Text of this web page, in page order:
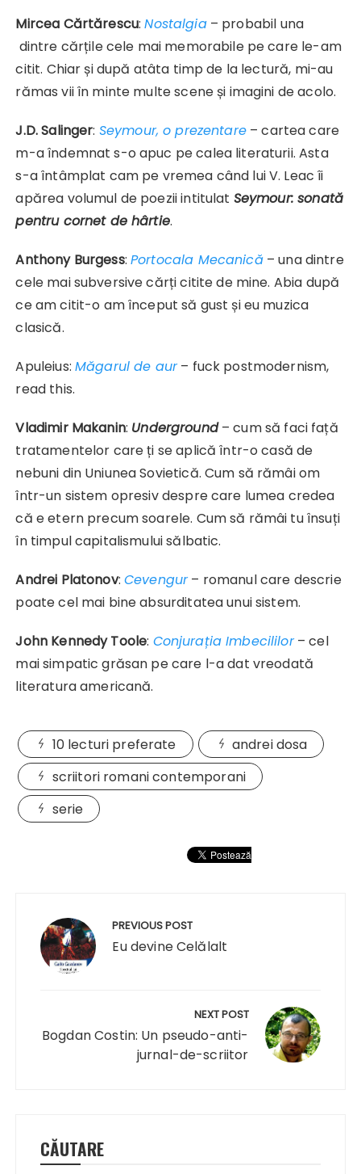
Mircea Cărtărescu:Nostalgia– probabil una
dintre cărțile cele mai memorabile pe care le-am
citit. Chiar și după atâta timp de la lectură, mi-au
rămas vii în minte multe scene și imagini de acolo.
J.D. Salinger: Seymour, o prezentare– cartea care
m-a îndemnat s-o apuc pe calea literaturii. Asta
s-a întâmplat cam pe vremea când lui V. Leac îi
apărea volumul de poezii intitulat Seymour: sonată
pentru cornet de hârtie.
Anthony Burgess:Portocala Mecanică– una dintre
cele mai subversive cărți citite de mine. Abia după
ce am citit-o am început să gust și eu muzica
clasică.
Apuleius: Măgarul de aur– fuck postmodernism,
read this.
Vladimir Makanin: Underground– cum să faci față
tratamentelor care ți se aplică într-o casă de
nebuni din Uniunea Sovietică. Cum să rămâi om
într-un sistem opresiv despre care lumea credea
că e etern precum soarele. Cum să rămâi tu însuți
în timpul capitalismului sălbatic.
Andrei Platonov:Cevengur – romanul care descrie
poate cel mai bine absurditatea unui sistem.
John Kennedy Toole: Conjurația Imbecililor – cel
mai simpatic grăsan pe care l-a dat vreodată
literatura americană.
10 lecturi preferate
andrei dosa
scriitori romani contemporani
serie
articole
PREVIOUS POST
Eu devine Celălalt
NEXT POST
Bogdan Costin: Un pseudo-anti-
jurnal-de-scriitor
CĂUTARE